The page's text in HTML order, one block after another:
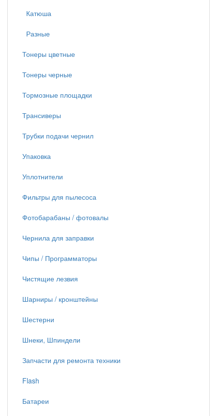
Катюша
Разные
Тонеры цветные
Тонеры черные
Тормозные площадки
Трансиверы
Трубки подачи чернил
Упаковка
Уплотнители
Фильтры для пылесоса
Фотобарабаны / фотовалы
Чернила для заправки
Чипы / Программаторы
Чистящие лезвия
Шарниры / кронштейны
Шестерни
Шнеки, Шпиндели
Запчасти для ремонта техники
Flash
Батареи